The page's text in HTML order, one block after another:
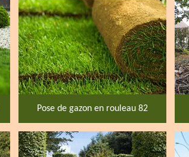
Pose de gazon en rouleau 82